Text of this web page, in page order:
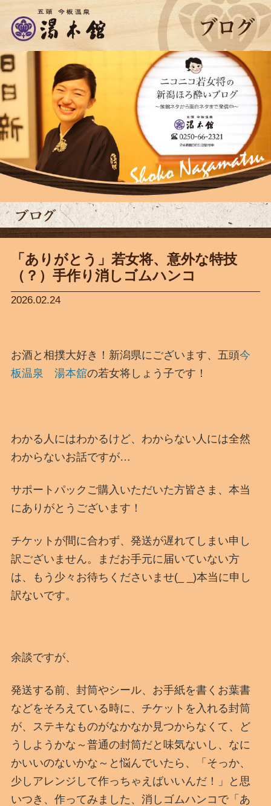
「ありがとう」若女将、意外な特技
（？）手作り消しゴムハンコ
2026.02.24
お酒と相撲大好き！新潟県にございます、五頭今
板温泉 湯本舘の若女将しょう子です！
わかる人にはわかるけど、わからない人には全然
わからないお話ですが…
サポートパックご購入いただいた方皆さま、本当
にありがとうございます！
チケットが間に合わず、発送が遅れてしまい申し
訳ございません。まだお手元に届いていない方
は、もう少々お待ちくださいませ(_ _)本当に申し
訳ないです。
余談ですが、
発送する前、封筒やシール、お手紙を書くお葉書
などをそろえている時に、チケットを入れる封筒
が、ステキなものがなかなか見つからなくて、ど
うしようかな～普通の封筒だと味気ないし、なに
かいいのないかな～と悩んでいたら、「そっか、
少しアレンジして作っちゃえばいいんだ！」と思
いつき、作ってみました、消しゴムハンコで「あ